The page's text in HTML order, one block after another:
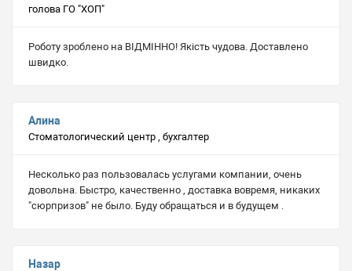
голова ГО "ХОП"
Роботу зроблено на ВІДМІННО! Якість чудова. Доставлено
швидко.
Алина
Стоматологический центр , бухгалтер
Несколько раз пользовалась услугами компании, очень
довольна. Быстро, качественно , доставка вовремя, никаких
"сюрпризов" не было. Буду обращаться и в будущем .
Назар